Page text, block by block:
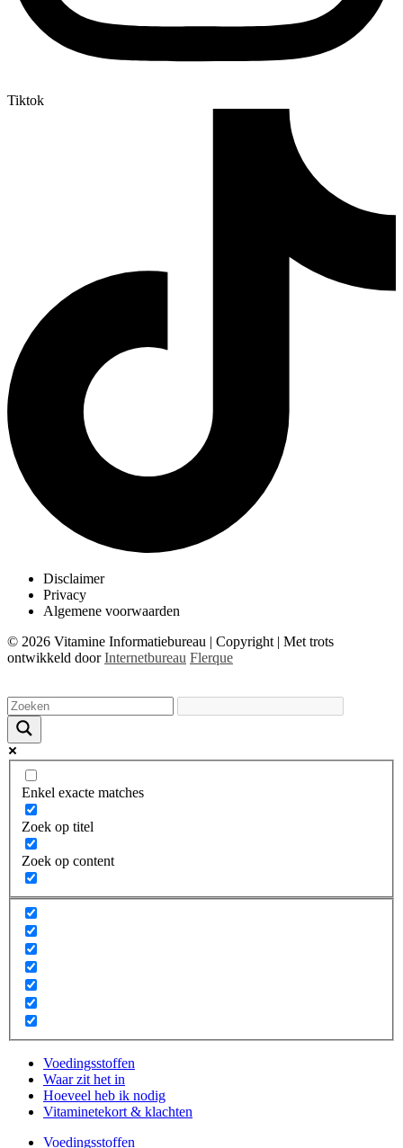
Tiktok
Disclaimer
Privacy
Algemene voorwaarden
© 2026 Vitamine Informatiebureau | Copyright | Met trots
ontwikkeld doorInternetbureau Flerque
Enkel exacte matches
Zoek op titel
Zoek op content
Voedingsstoffen
Waar zit het in
Hoeveel heb ik nodig
Vitaminetekort & klachten
Voedingsstoffen